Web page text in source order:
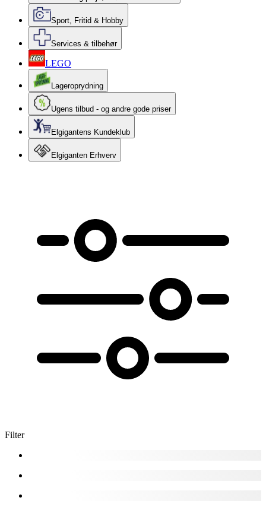
Sport, Fritid & Hobby
Services & tilbehør
LEGO
Lageroprydning
Ugens tilbud - og andre gode priser
Elgigantens Kundeklub
Elgiganten Erhverv
Filter